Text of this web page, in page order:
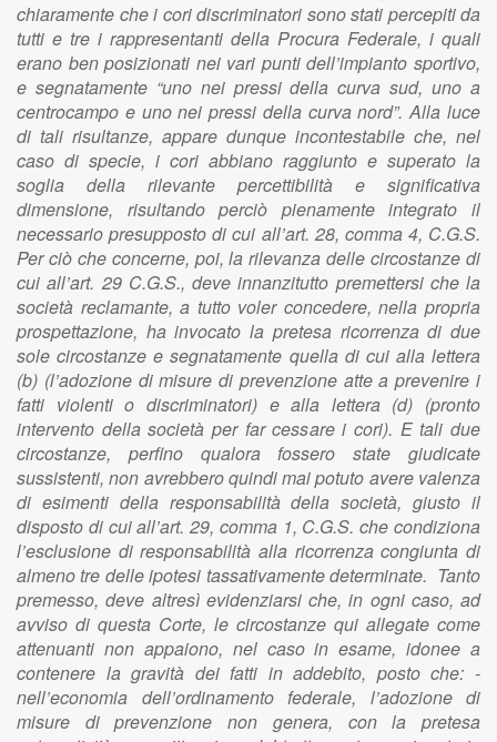
chiaramente che i cori discriminatori sono stati percepiti da
tutti e tre i rappresentanti della Procura Federale, i quali
erano ben posizionati nei vari punti dell’impianto sportivo,
e segnatamente “uno nei pressi della curva sud, uno a
centrocampo e uno nei pressi della curva nord”. Alla luce
di tali risultanze, appare dunque incontestabile che, nel
caso di specie, i cori abbiano raggiunto e superato la
soglia della rilevante percettibilità e significativa
dimensione, risultando perciò pienamente integrato il
necessario presupposto di cui all’art. 28, comma 4, C.G.S.
Per ciò che concerne, poi, la rilevanza delle circostanze di
cui all’art. 29 C.G.S., deve innanzitutto premettersi che la
società reclamante, a tutto voler concedere, nella propria
prospettazione, ha invocato la pretesa ricorrenza di due
sole circostanze e segnatamente quella di cui alla lettera
(b) (l’adozione di misure di prevenzione atte a prevenire i
fatti violenti o discriminatori) e alla lettera (d) (pronto
intervento della società per far cessare i cori). E tali due
circostanze, perfino qualora fossero state giudicate
sussistenti, non avrebbero quindi mai potuto avere valenza
di esimenti della responsabilità della società, giusto il
disposto di cui all’art. 29, comma 1, C.G.S. che condiziona
l’esclusione di responsabilità alla ricorrenza congiunta di
almeno tre delle ipotesi tassativamente determinate. Tanto
premesso, deve altresì evidenziarsi che, in ogni caso, ad
avviso di questa Corte, le circostanze qui allegate come
attenuanti non appaiono, nel caso in esame, idonee a
contenere la gravità dei fatti in addebito, posto che: -
nell’economia dell’ordinamento federale, l’adozione di
misure di prevenzione non genera, con la pretesa